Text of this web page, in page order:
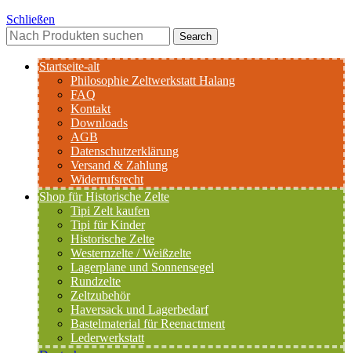
Schließen
Search
Startseite-alt
Philosophie Zeltwerkstatt Halang
FAQ
Kontakt
Downloads
AGB
Datenschutzerklärung
Versand & Zahlung
Widerrufsrecht
Shop für Historische Zelte
Tipi Zelt kaufen
Tipi für Kinder
Historische Zelte
Westernzelte / Weißzelte
Lagerplane und Sonnensegel
Rundzelte
Zeltzubehör
Haversack und Lagerbedarf
Bastelmaterial für Reenactment
Lederwerkstatt